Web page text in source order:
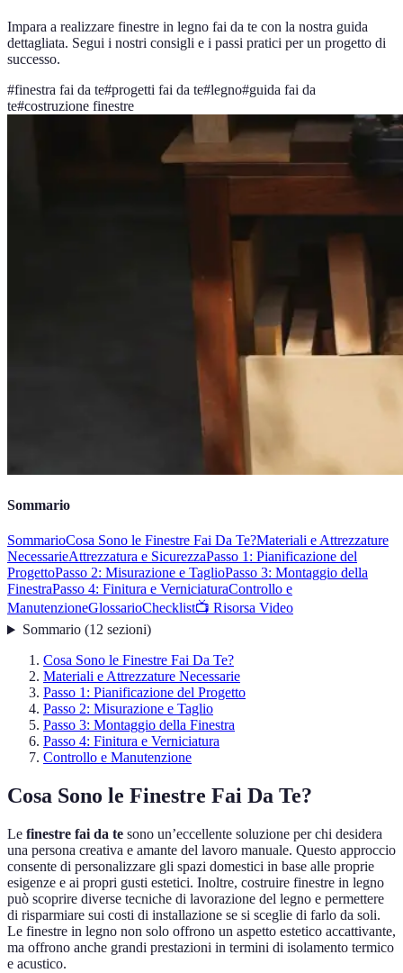
Impara a realizzare finestre in legno fai da te con la nostra guida
dettagliata. Segui i nostri consigli e i passi pratici per un progetto di
successo.
#finestra fai da te#progetti fai da te#legno#guida fai da
te#costruzione finestre
Sommario
SommarioCosa Sono le Finestre Fai Da Te?Materiali e Attrezzature
NecessarieAttrezzatura e SicurezzaPasso 1: Pianificazione del
ProgettoPasso 2: Misurazione e TaglioPasso 3: Montaggio della
FinestraPasso 4: Finitura e VerniciaturaControllo e
ManutenzioneGlossarioChecklist📺 Risorsa Video
Sommario(12 sezioni)
Cosa Sono le Finestre Fai Da Te?
Materiali e Attrezzature Necessarie
Passo 1: Pianificazione del Progetto
Passo 2: Misurazione e Taglio
Passo 3: Montaggio della Finestra
Passo 4: Finitura e Verniciatura
Controllo e Manutenzione
Cosa Sono le Finestre Fai Da Te?
Le finestre fai da te sono un’eccellente soluzione per chi desidera
una persona creativa e amante del lavoro manuale. Questo approccio
consente di personalizzare gli spazi domestici in base alle proprie
esigenze e ai propri gusti estetici. Inoltre, costruire finestre in legno
può scoprire diverse tecniche di lavorazione del legno e permettere
di risparmiare sui costi di installazione se si sceglie di farlo da soli.
Le finestre in legno non solo offrono un aspetto estetico accattivante,
ma offrono anche grandi prestazioni in termini di isolamento termico
e acustico.